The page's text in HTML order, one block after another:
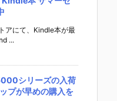
アにて、Kindle本が最
...
シリーズの入荷
プが早めの購入を